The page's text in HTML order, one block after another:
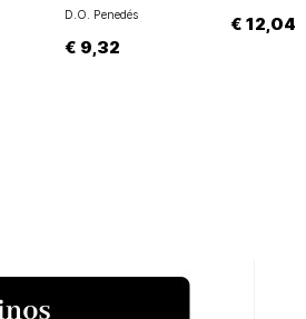
D.O. Penedés
€ 9,32
€ 12,04